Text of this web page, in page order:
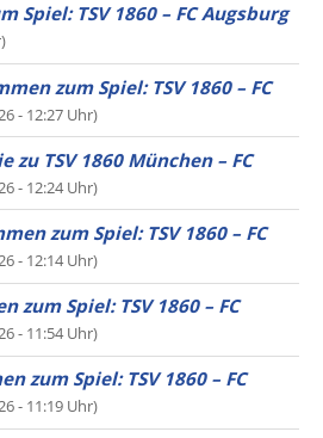
Spiel: TSV 1860 – FC Augsburg
zum Spiel: TSV 1860 – FC
- 12:27 Uhr)
zu TSV 1860 München – FC
- 12:24 Uhr)
zum Spiel: TSV 1860 – FC
- 12:14 Uhr)
zum Spiel: TSV 1860 – FC
- 11:54 Uhr)
zum Spiel: TSV 1860 – FC
- 11:19 Uhr)